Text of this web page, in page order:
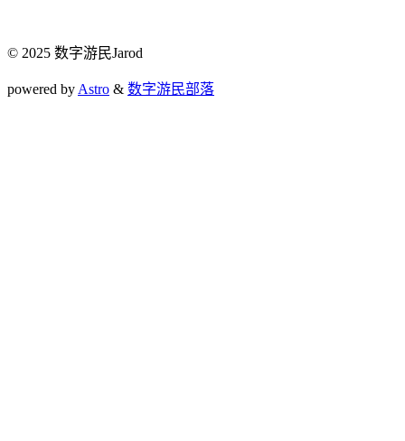
© 2025 数字游民Jarod
powered by Astro & 数字游民部落